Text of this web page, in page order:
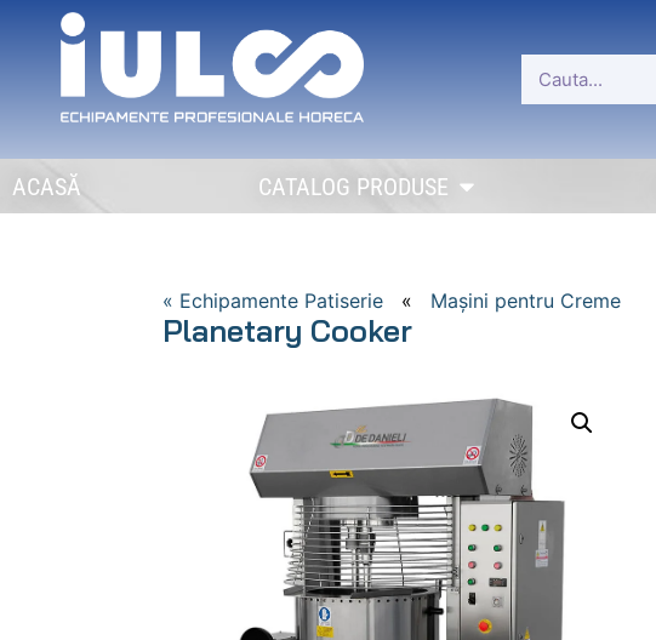
ACASĂ CATALOG PRODUSE
« Echipamente Patiserie « Mașini pentru Creme
Planetary Cooker